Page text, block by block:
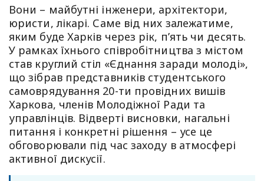
Вони – майбутні інженери, архітектори,
юристи, лікарі. Саме від них залежатиме,
яким буде Харків через рік, пʼять чи десять.
У рамках їхнього співробітництва з містом
став круглий стіл «Єднання заради молоді»,
що зібрав представників студентського
самоврядування 20-ти провідних вишів
Харкова, членів Молодіжної Ради та
управлінців. Відверті висновки, нагальні
питання і конкретні рішення – усе це
обговорювали під час заходу в атмосфері
активної дискусії.